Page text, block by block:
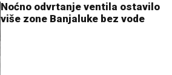
Noćno odvrtanje ventila ostavilo
više zone Banjaluke bez vode